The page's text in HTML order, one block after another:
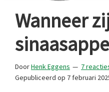
Portal
Portugalliefhebbers
en
fanaten
Wanneer
DoorHenk Eggens
7
Gepubliceerd op 7 februari